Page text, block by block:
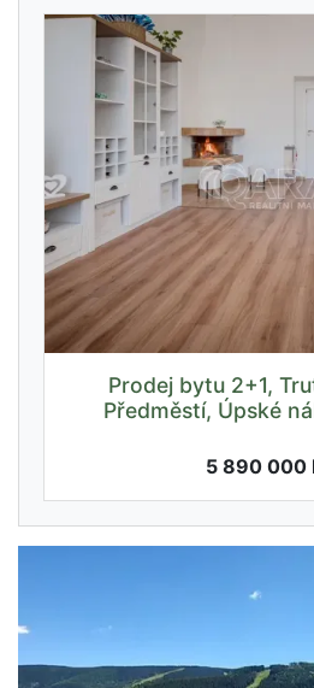
Prodej bytu 2+1,
Předměstí, Úpské
5 890 000